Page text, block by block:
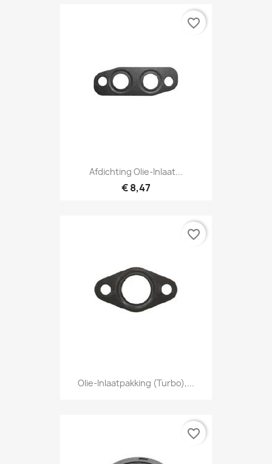
Afdichting Olie-Inlaat...
€ 8,47
favorite_border
Olie-Inlaatpakking (Turbo),...
favorite_border
favorite_border